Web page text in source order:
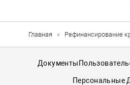
Главная Рефинансирование
Документы
Персональные